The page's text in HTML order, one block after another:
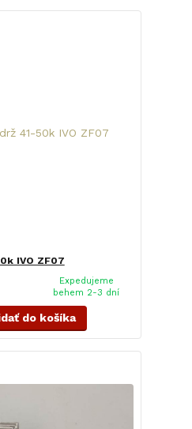
IVO ZF07
Expedujeme
behem 2-3 dní
do košíka